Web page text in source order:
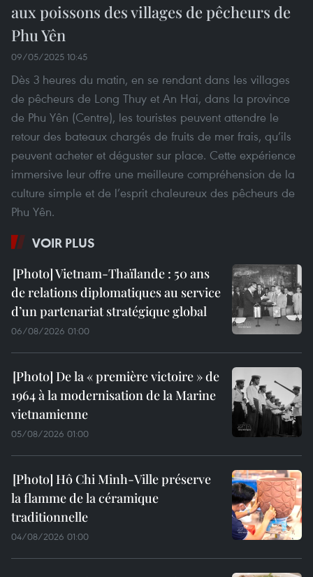
aux poissons des villages de pêcheurs de
Phu Yên
09/05/2025 10:45
Dès 3 heures du matin, en se rendant dans les villages
de pêcheurs de Long Thuy et An Hai, dans la province
de Phu Yên (Centre), les touristes peuvent attendre le
retour des bateaux chargés de fruits de mer frais, qu’ils
peuvent acheter et déguster sur place. Cette expérience
immersive leur offre une meilleure compréhension de la
culture simple et de l’esprit chaleureux des pêcheurs de
Phu Yên.
VOIR PLUS
Vietnam-Thaïlande : 50 ans
de relations diplomatiques au service
d’un partenariat stratégique global
06/08/2026 01:00
De la « première victoire » de
1964 à la modernisation de la Marine
vietnamienne
05/08/2026 01:00
Hô Chi Minh-Ville préserve
la flamme de la céramique
traditionnelle
04/08/2026 01:00